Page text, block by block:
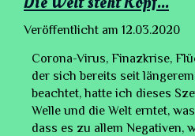
Veröffentlicht am 12.03.2020
Corona-Virus, Finazkrise,
der sich bereits seit
beachtet, hatte ich dieses
Welle und die Welt erntet,
dass es zu allem Negativen,